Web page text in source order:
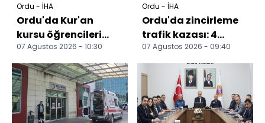
Ordu - İHA
Ordu'da Kur'an
kursu öğrencileri
harçlıklarını hafızlık
kursuna bağışladı
07 Ağustos 2026 - 10:30
Ordu - İHA
Ordu'da zincirleme
trafik kazası: 4
yaralı
07 Ağustos 2026 - 09:40